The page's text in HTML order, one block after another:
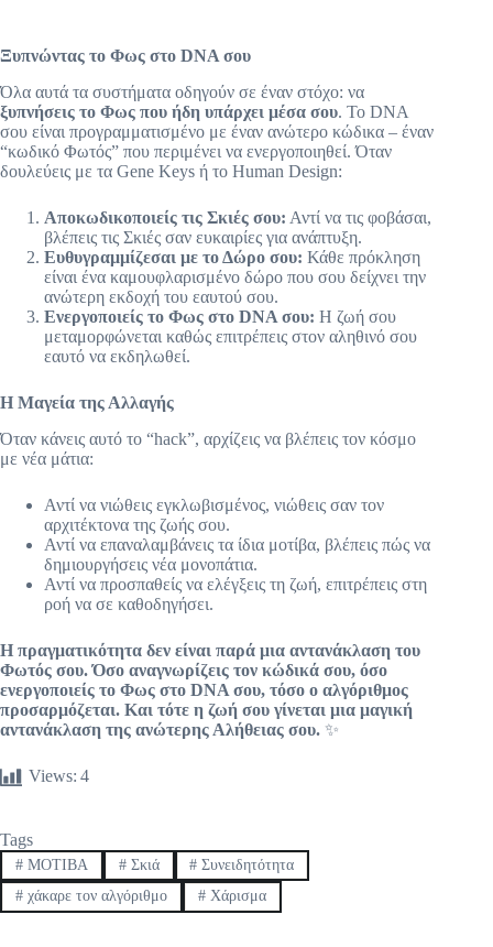
Ξυπνώντας το Φως στο DNA σου
Όλα αυτά τα συστήματα οδηγούν σε έναν στόχο: να
ξυπνήσεις το Φως που ήδη υπάρχει μέσα σου. Το DNA
σου είναι προγραμματισμένο με έναν ανώτερο κώδικα – έναν
“κωδικό Φωτός” που περιμένει να ενεργοποιηθεί. Όταν
δουλεύεις με τα Gene Keys ή το Human Design:
Αποκωδικοποιείς τις Σκιές σου: Αντί να τις φοβάσαι,
βλέπεις τις Σκιές σαν ευκαιρίες για ανάπτυξη.
Ευθυγραμμίζεσαι με το Δώρο σου: Κάθε πρόκληση
είναι ένα καμουφλαρισμένο δώρο που σου δείχνει την
ανώτερη εκδοχή του εαυτού σου.
Ενεργοποιείς το Φως στο DNA σου: Η ζωή σου
μεταμορφώνεται καθώς επιτρέπεις στον αληθινό σου
εαυτό να εκδηλωθεί.
Η Μαγεία της Αλλαγής
Όταν κάνεις αυτό το “hack”, αρχίζεις να βλέπεις τον κόσμο
με νέα μάτια:
Αντί να νιώθεις εγκλωβισμένος, νιώθεις σαν τον
αρχιτέκτονα της ζωής σου.
Αντί να επαναλαμβάνεις τα ίδια μοτίβα, βλέπεις πώς να
δημιουργήσεις νέα μονοπάτια.
Αντί να προσπαθείς να ελέγξεις τη ζωή, επιτρέπεις στη
ροή να σε καθοδηγήσει.
Η πραγματικότητα δεν είναι παρά μια αντανάκλαση του
Φωτός σου. Όσο αναγνωρίζεις τον κώδικά σου, όσο
ενεργοποιείς το Φως στο DNA σου, τόσο ο αλγόριθμος
προσαρμόζεται. Και τότε η ζωή σου γίνεται μια μαγική
αντανάκλαση της ανώτερης Αλήθειας σου. ✨
Views: 4
Tags
#ΜΟΤΙΒΑ #Σκιά # Συνειδητότητα
#χάκαρε τον αλγόριθμο #Χάρισμα